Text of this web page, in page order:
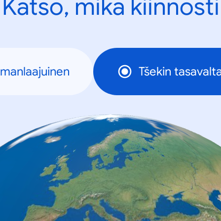
Katso, mikä kiinnosti
Tšekin